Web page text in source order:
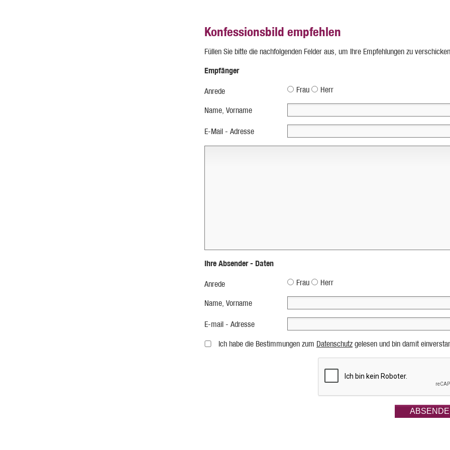
Konfessionsbild empfehlen
Füllen Sie bitte die nachfolgenden Felder aus, um Ihre Empfehlungen zu
Empfänger
Anrede Frau Herr
Name, Vorname
E-Mail - Adresse
Ihre Absender - Daten
Anrede Frau Herr
Name, Vorname
E-mail - Adresse
Ich habe die Bestimmungen zum Datenschutz gelesen und bin damit